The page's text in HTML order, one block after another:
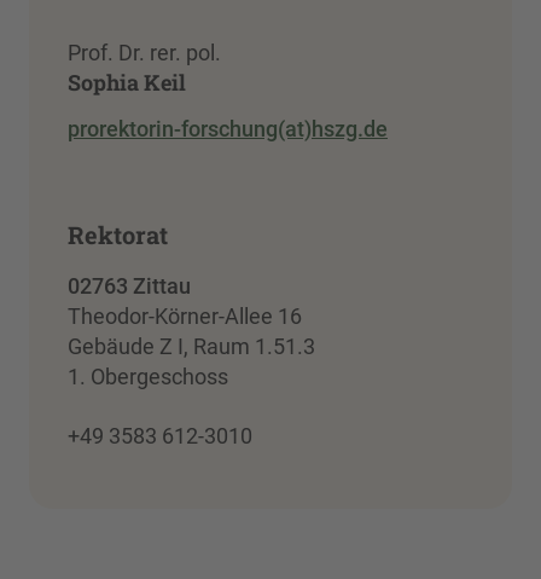
Prof. Dr. rer. pol.
Sophia Keil
prorektorin-forschung(at)hszg.de
Rektorat
02763 Zittau
Theodor-Körner-Allee 16
Gebäude Z I, Raum 1.51.3
1. Obergeschoss
+49 3583 612-3010